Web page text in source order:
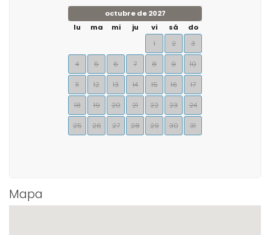
octubre de 2027
lu
ma mi ju vi sá
do
1
2 3
4 5 6 7 8 9 10
11 12 13 14 15 16 17
18 19 20 21 22 23 24
25 26 27 28 29 30 31
Mapa